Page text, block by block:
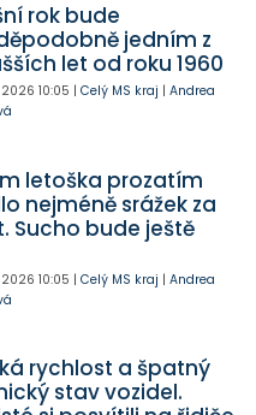
rok bude
jedním z
let od roku 1960
10:05 | Celý MS kraj | Andrea
letoška prozatím
nejméně srážek za
Sucho bude ještě
10:05 | Celý MS kraj | Andrea
rychlost a špatný
stav vozidel.